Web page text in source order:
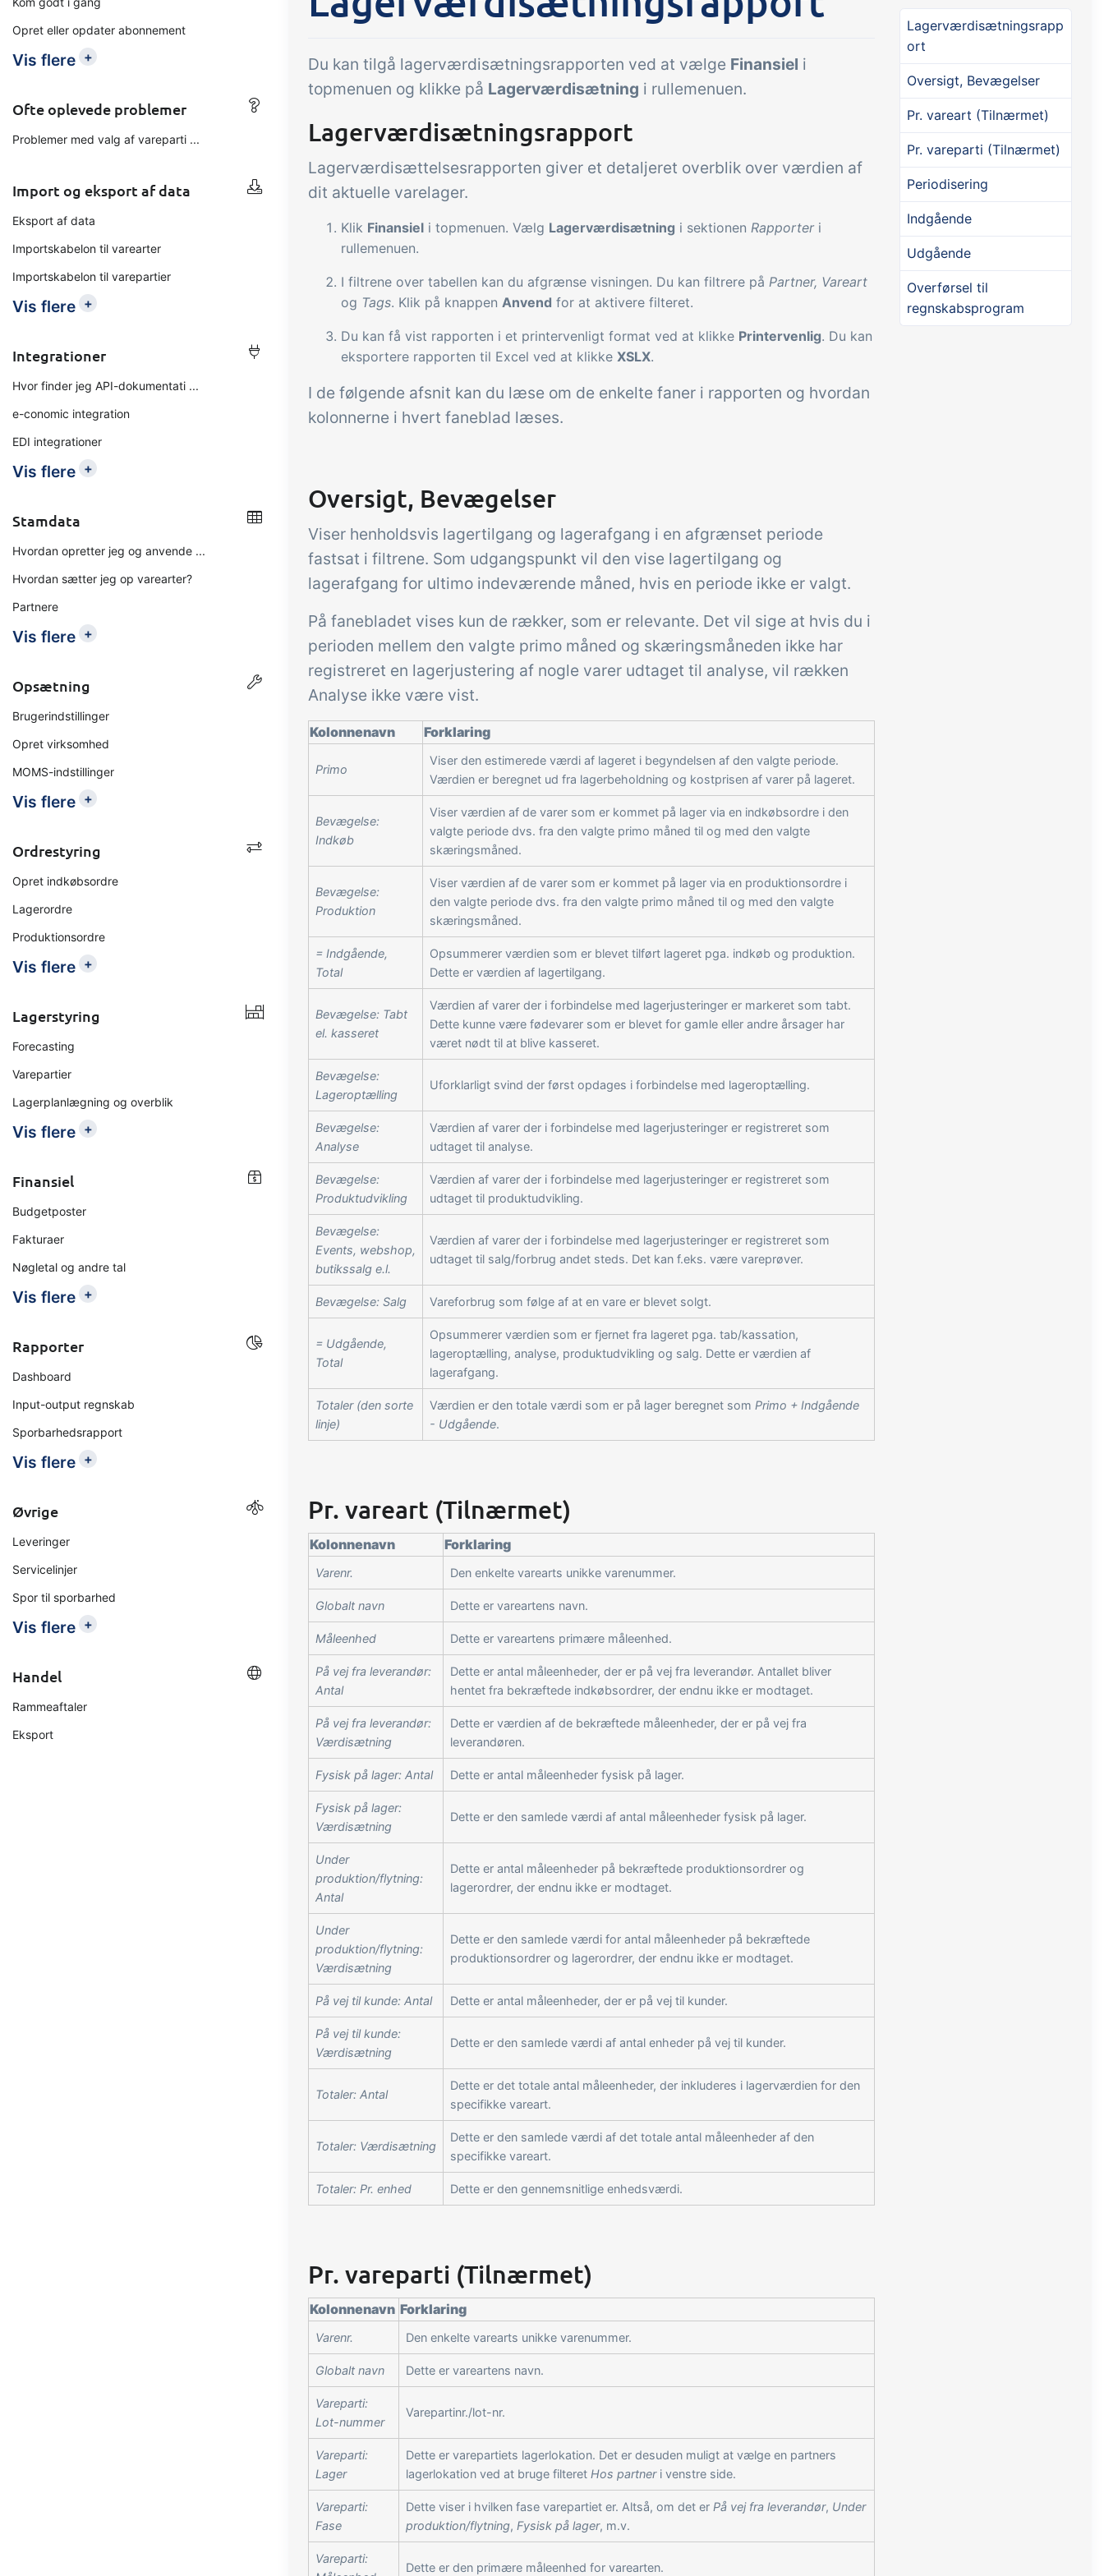
B2B Commerce
som sælgerportal,
webshop for dine kunder
Opgaver &
kontroller
temperaturtjek og kritiske
din ordrestyring - helt
digitalt
Lav din egen opsætning af
sidevisninger, dataudtræk,
dashboards!
Connect
Masser af muligheder for
automatik og tilpassede
flows via udveksling af filer
og data med andre systemer
og enheder
Opret eller opdater abonnement
Vis flere +
Ofte oplevede problemer
Problemer med valg af vareparti ...
Import og eksport af data
Eksport af data
Importskabelon til varearter
Importskabelon til varepartier
Vis flere +
Integrationer
Hvor finder jeg API-dokumentati ...
e-conomic integration
EDI integrationer
Vis flere +
Stamdata
Hvordan opretter jeg og anvende ...
Hvordan sætter jeg op varearter?
Partnere
Vis flere +
Opsætning
Brugerindstillinger
Opret virksomhed
MOMS-indstillinger
Vis flere +
Ordrestyring
Opret indkøbsordre
Lagerordre
Produktionsordre
Vis flere +
Lagerstyring
Forecasting
Varepartier
Lagerplanlægning og overblik
Vis flere +
Finansiel
Budgetposter
Fakturaer
Nøgletal og andre tal
Vis flere +
Rapporter
Dashboard
Input-output regnskab
Sporbarhedsrapport
Vis flere +
Øvrige
Leveringer
Servicelinjer
Spor til sporbarhed
Vis flere +
Handel
Rammeaftaler
Eksport
Du kan tilgå lagerværdisætningsrapporten ved at vælge Finansiel i
topmenuen og klikke på Lagerværdisætning i rullemenuen.
Lagerværdisætningsrapport
Lagerværdisættelsesrapporten giver et detaljeret overblik over værdien af
dit aktuelle varelager.
Klik Finansiel i topmenuen. Vælg Lagerværdisætning i sektionen Rapporteri
rullemenuen.
I filtrene over tabellen kan du afgrænse visningen. Du kan filtrere på Partner, Vareart
og Tags. Klik på knappen Anvend for at aktivere filteret.
Du kan få vist rapporten i et printervenligt format ved at klikke Printervenlig. Du kan
eksportere rapporten til Excel ved at klikke XSLX.
I de følgende afsnit kan du læse om de enkelte faner i rapporten og hvordan
kolonnerne i hvert faneblad læses.
Oversigt, Bevægelser
Viser henholdsvis lagertilgang og lagerafgang i en afgrænset periode
fastsat i filtrene. Som udgangspunkt vil den vise lagertilgang og
lagerafgang for ultimo indeværende måned, hvis en periode ikke er valgt.
På fanebladet vises kun de rækker, som er relevante. Det vil sige at hvis du i
perioden mellem den valgte primo måned og skæringsmåneden ikke har
registreret en lagerjustering af nogle varer udtaget til analyse, vil rækken
Analyse ikke være vist.
Kolonnenavn Forklaring
Primo
Viser den estimerede værdi af lageret i begyndelsen af den valgte periode.
Værdien er beregnet ud fra lagerbeholdning og kostprisen af varer på lageret.
Bevægelse:
Indkøb
Viser værdien af de varer som er kommet på lager via en indkøbsordre i den
valgte periode dvs. fra den valgte primo måned til og med den valgte
skæringsmåned.
Bevægelse:
Produktion
Viser værdien af de varer som er kommet på lager via en produktionsordre i
den valgte periode dvs. fra den valgte primo måned til og med den valgte
skæringsmåned.
= Indgående,
Total
Opsummerer værdien som er blevet tilført lageret pga. indkøb og produktion.
Dette er værdien af lagertilgang.
Bevægelse: Tabt
el. kasseret
Værdien af varer der i forbindelse med lagerjusteringer er markeret som tabt.
Dette kunne være fødevarer som er blevet for gamle eller andre årsager har
været nødt til at blive kasseret.
Bevægelse:
Lageroptælling
Uforklarligt svind der først opdages i forbindelse med lageroptælling.
Bevægelse:
Analyse
Værdien af varer der i forbindelse med lagerjusteringer er registreret som
udtaget til analyse.
Bevægelse:
Produktudvikling
Værdien af varer der i forbindelse med lagerjusteringer er registreret som
udtaget til produktudvikling.
Bevægelse:
Events, webshop,
butikssalg e.l.
Værdien af varer der i forbindelse med lagerjusteringer er registreret som
udtaget til salg/forbrug andet steds. Det kan f.eks. være vareprøver.
Bevægelse: Salg Vareforbrug som følge af at en vare er blevet solgt.
= Udgående,
Total
Opsummerer værdien som er fjernet fra lageret pga. tab/kassation,
lageroptælling, analyse, produktudvikling og salg. Dette er værdien af
lagerafgang.
Totaler (den sorte
linje)
Værdien er den totale værdi som er på lager beregnet som Primo + Indgående
- Udgående.
Pr. vareart (Tilnærmet)
Kolonnenavn Forklaring
Varenr. Den enkelte varearts unikke varenummer.
Globalt navn Dette er vareartens navn.
Måleenhed Dette er vareartens primære måleenhed.
På vej fra leverandør:
Antal
Dette er antal måleenheder, der er på vej fra leverandør. Antallet bliver
hentet fra bekræftede indkøbsordrer, der endnu ikke er modtaget.
På vej fra leverandør:
Værdisætning
Dette er værdien af de bekræftede måleenheder, der er på vej fra
leverandøren.
Fysisk på lager: Antal Dette er antal måleenheder fysisk på lager.
Fysisk på lager:
Værdisætning
Dette er den samlede værdi af antal måleenheder fysisk på lager.
Under
produktion/flytning:
Antal
Dette er antal måleenheder på bekræftede produktionsordrer og
lagerordrer, der endnu ikke er modtaget.
Under
produktion/flytning:
Værdisætning
Dette er den samlede værdi for antal måleenheder på bekræftede
produktionsordrer og lagerordrer, der endnu ikke er modtaget.
På vej til kunde: Antal Dette er antal måleenheder, der er på vej til kunder.
På vej til kunde:
Værdisætning
Dette er den samlede værdi af antal enheder på vej til kunder.
Totaler: Antal
Dette er det totale antal måleenheder, der inkluderes i lagerværdien for den
specifikke vareart.
Totaler: Værdisætning
Dette er den samlede værdi af det totale antal måleenheder af den
specifikke vareart.
Totaler: Pr. enhed Dette er den gennemsnitlige enhedsværdi.
Pr. vareparti (Tilnærmet)
Kolonnenavn Forklaring
Varenr. Den enkelte varearts unikke varenummer.
Globalt navn Dette er vareartens navn.
Vareparti:
Lot-nummer
Varepartinr./lot-nr.
Vareparti:
Lager
Dette er varepartiets lagerlokation. Det er desuden muligt at vælge en partners
lagerlokation ved at bruge filteret Hos partneri venstre side.
Vareparti:
Fase
Dette viser i hvilken fase varepartiet er. Altså, om det er På vej fra leverandør, Under
produktion/flytning, Fysisk på lager, m.v.
Vareparti:
Dette er den primære måleenhed for varearten.
Lagerværdisætningsrapp
ort
Oversigt, Bevægelser
Pr. vareart (Tilnærmet)
Pr. vareparti (Tilnærmet)
Periodisering
Indgående
Udgående
Overførsel til
regnskabsprogram